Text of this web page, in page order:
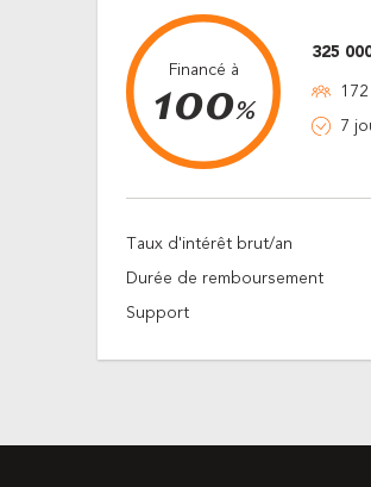
Financé à
100%
325
7
Taux d'intérêt brut/an
Durée de remboursement
Support